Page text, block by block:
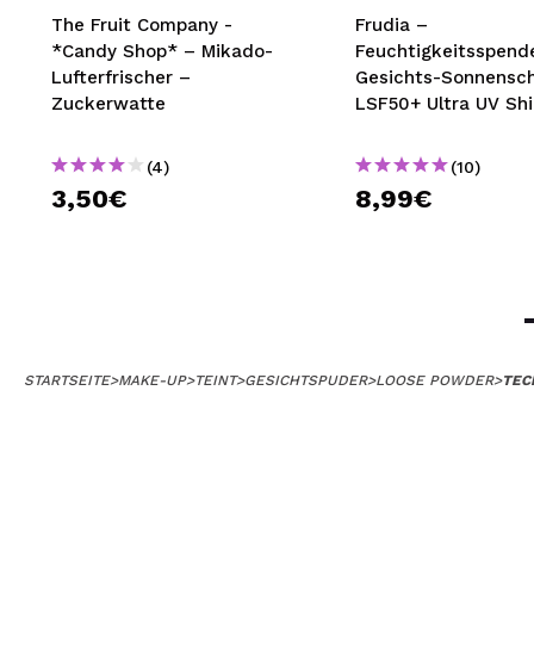
The Fruit Company -
*Candy Shop* – Mikado-
Lufterfrischer –
Zuckerwatte
(4)
3,50€
Frudia –
Gesichts-
LSF50+ Ultra UV
(10)
8,99€
STARTSEITE>MAKE-UP>TEINT>GESICHTSPUDER>LOOSE POWDER>